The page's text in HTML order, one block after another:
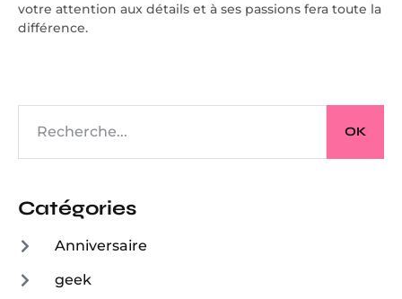
votre attention aux détails et à ses passions fera toute la
différence.
OK
Catégories
Anniversaire
geek